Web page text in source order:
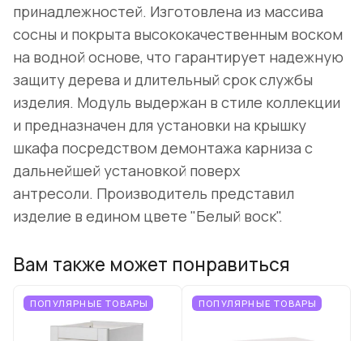
принадлежностей. Изготовлена из массива
сосны и покрыта высококачественным воском
на водной основе, что гарантирует надежную
защиту дерева и длительный срок службы
изделия. Модуль выдержан в стиле коллекции
и предназначен для установки на крышку
шкафа посредством демонтажа карниза с
дальнейшей установкой поверх
антресоли. Производитель представил
изделие в едином цвете "Белый воск".
Вам также может понравиться
ПОПУЛЯРНЫЕ ТОВАРЫ ПОПУЛЯРНЫЕ ТОВАРЫ